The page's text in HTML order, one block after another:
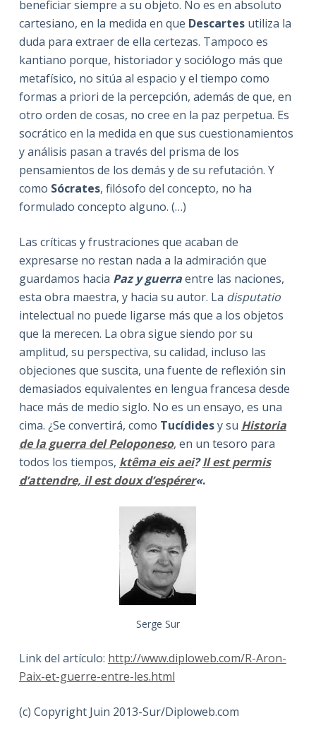
beneficiar siempre a su objeto. No es en absoluto
cartesiano, en la medida en que Descartesutiliza la
duda para extraer de ella certezas. Tampoco es
kantiano porque, historiador y sociólogo más que
metafísico, no sitúa al espacio y el tiempo como
formas a priori de la percepción, además de que, en
otro orden de cosas, no cree en la paz perpetua. Es
socrático en la medida en que sus cuestionamientos
y análisis pasan a través del prisma de los
pensamientos de los demás y de su refutación. Y
como Sócrates, filósofo del concepto, no ha
formulado concepto alguno. (…)
Las críticas y frustraciones que acaban de
expresarse no restan nada a la admiración que
guardamos hacia Paz y guerraentre las naciones,
esta obra maestra, y hacia su autor. La disputatio
intelectual no puede ligarse más que a los objetos
que la merecen. La obra sigue siendo por su
amplitud, su perspectiva, su calidad, incluso las
objeciones que suscita, una fuente de reflexión sin
demasiados equivalentes en lengua francesa desde
hace más de medio siglo. No es un ensayo, es una
cima. ¿Se convertirá, como Tucídidesy su Historia
de la guerra del Peloponeso, en un tesoro para
todos los tiempos, ktêma eis aei?Il est permis
d’attendre, il est doux d’espérer«.
Serge Sur
Link del artículo: http://www.diploweb.com/R-Aron-
Paix-et-guerre-entre-les.html
(c) Copyright Juin 2013-Sur/Diploweb.com